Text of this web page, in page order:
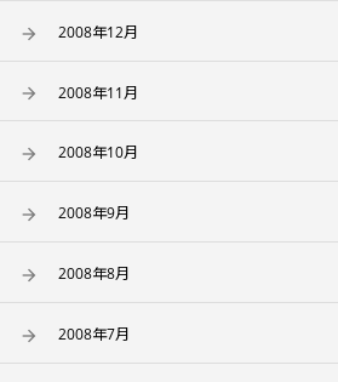
2008年12月
2008年11月
2008年10月
2008年9月
2008年8月
2008年7月